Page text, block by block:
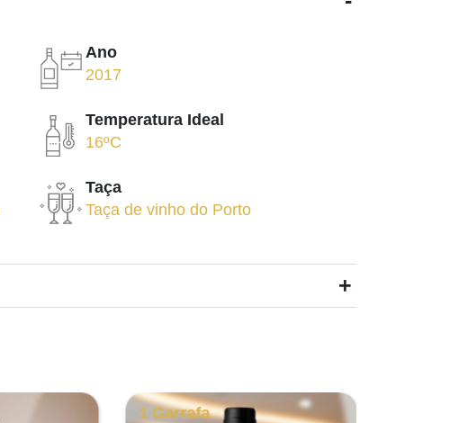
Ano
2017
Temperatura Ideal
16ºC
Taça
Taça de vinho do Porto
+
1 Garrafa